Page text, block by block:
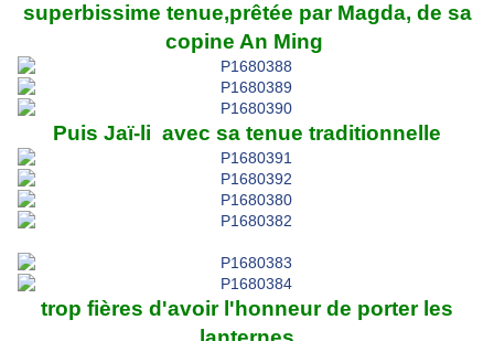
superbissime tenue,prêtée par Magda, de sa
copine An Ming
Puis Jaï-li avec sa tenue traditionnelle
trop fières d'avoir l'honneur de porter les